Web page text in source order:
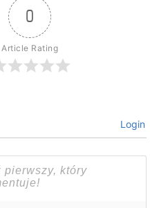
0
Article Rating
Login